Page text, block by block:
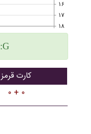
۱۶
۱۷
۱۸
میزبان | گل های زده سمت چپ و گلهای خورده سمت راست :H میهمان و :G
کارت قرمز
۰ + ۰